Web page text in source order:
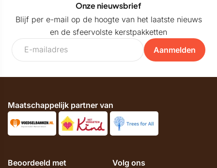
Onze nieuwsbrief
Blijf per e-mail op de hoogte van het laatste nieuws
en de sfeervolste kerstpakketten
Aanmelden
Maatschappelijk partner van
Beoordeeld met Volg ons